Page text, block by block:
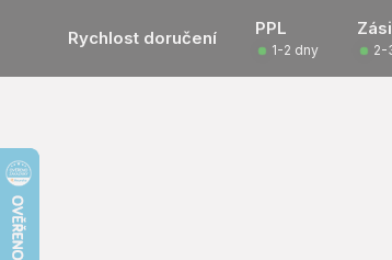
Rychlost doručení PPL
1-2 dny 2-